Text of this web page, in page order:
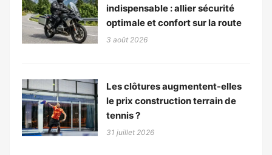
indispensable : allier sécurité
optimale et confort sur la route
3 août 2026
Les clôtures augmentent-elles
le prix construction terrain de
tennis ?
31 juillet 2026